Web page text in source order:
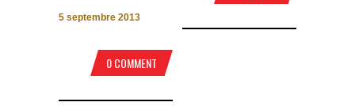
5 septembre 2013
0 COMMENT